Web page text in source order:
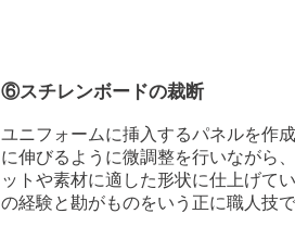
⑥スチレンボードの裁断
ユニフォームに挿入するパネルを作
に伸びるように微調整を行いながら
ットや素材に適した形状に仕上げて
の経験と勘がものをいう正に職人技で